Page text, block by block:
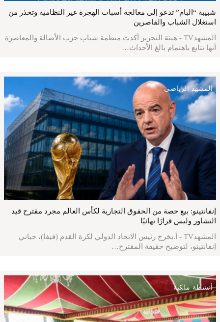
شبيبة “البام” تدعو إلى معالجة أسباب الهجرة غير النظامية وتحذر من
استغلال الشباب والقاصرين
المشهدTV - هيئة التحرير أكدت منظمة شباب حزب الأصالة والمعاصرة
أنها تتابع باهتمام بالغ الأحداث…
المشهد الرياضي
إنفانتينو: بيع حصة من الحقوق التجارية لكأس العالم مجرد مقترح قيد
التشاور وليس قرارًا نهائيًا
المشهدTV - أ.بخرج رئيس الاتحاد الدولي لكرة القدم (فيفا)، جياني
إنفانتينو، لتوضيح حقيقة المقترح…
أنشطة ملكية